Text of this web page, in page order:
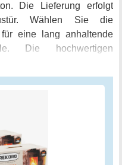
Die Lieferung erfolgt
Wählen Sie die
eine lang anhaltende
Die hochwertigen
Produkt, das Sie